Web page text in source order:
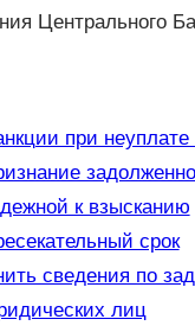
Центрального
при неуплате
к взысканию
срок
сведения по
лиц